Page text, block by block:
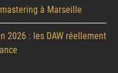
à Marseille
2026 : les DAW réellement